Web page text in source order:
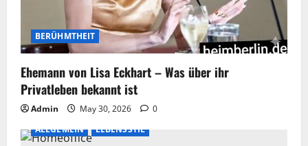
BERÜHMTHEIT
Ehemann von Lisa Eckhart – Was über ihr
Privatleben bekannt ist
Admin May 30, 2026
0
ALLGEMEIN
LEBENSSTIL